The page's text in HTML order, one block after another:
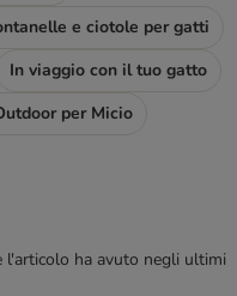
e ciotole per gatti
In viaggio con il tuo gatto
per Micio
l'articolo ha avuto negli ultimi